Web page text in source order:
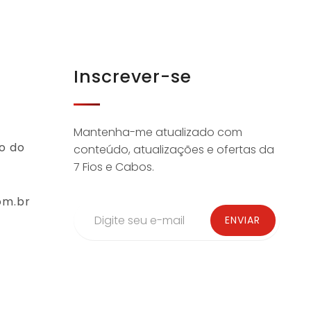
do
Inscrever-se
Mantenha-me atualizado com
conteúdo, atualizações e ofertas da
7 Fios e Cabos.